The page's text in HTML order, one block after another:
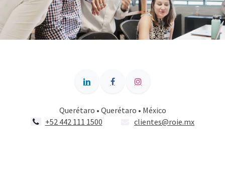
Querétaro • Querétaro • México
+52 442 111 1500
clientes@roie.mx